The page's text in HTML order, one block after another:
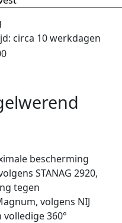
circa 10 werkdagen
bescherming
STANAG 2920,
tegen
volgens NIJ
360°